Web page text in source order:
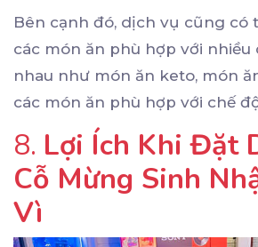
Bên cạnh đó, dịch vụ cũng có
các món ăn phù hợp với nhiều
nhau như món ăn keto, món
các món ăn phù hợp với chế
8. Lợi Ích Khi Đặt
Cỗ Mừng Sinh
Vì